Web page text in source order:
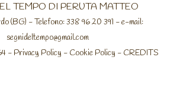
TEMPO DI PERUTA MATTEO
(BG) - Telefono: 338 96 20 391 - e-mail:
segnideltempo@gmail.com
- Privacy Policy - Cookie Policy - CREDITS